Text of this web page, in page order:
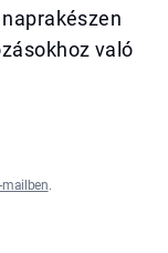
való
mailben.